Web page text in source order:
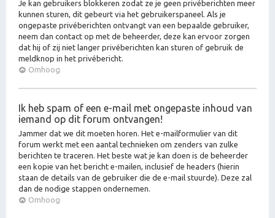
Je kan gebruikers blokkeren zodat ze je geen privéberichten meer
kunnen sturen, dit gebeurt via het gebruikerspaneel. Als je
ongepaste privéberichten ontvangt van een bepaalde gebruiker,
neem dan contact op met de beheerder, deze kan ervoor zorgen
dat hij of zij niet langer privéberichten kan sturen of gebruik de
meldknop in het privébericht.
Omhoog
Ik heb spam of een e-mail met ongepaste inhoud van
iemand op dit forum ontvangen!
Jammer dat we dit moeten horen. Het e-mailformulier van dit
forum werkt met een aantal technieken om zenders van zulke
berichten te traceren. Het beste wat je kan doen is de beheerder
een kopie van het bericht e-mailen, inclusief de headers (hierin
staan de details van de gebruiker die de e-mail stuurde). Deze zal
dan de nodige stappen ondernemen.
Omhoog